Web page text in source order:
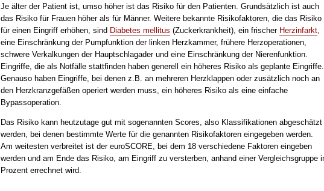
Je älter der Patient ist, umso höher ist das Risiko für den Patienten. Grundsätzlich ist auch
das Risiko für Frauen höher als für Männer. Weitere bekannte Risikofaktoren, die das Risiko
für einen Eingriff erhöhen, sind Diabetes mellitus (Zuckerkrankheit), ein frischer Herzinfarkt,
eine Einschränkung der Pumpfunktion der linken Herzkammer, frühere Herzoperationen,
schwere Verkalkungen der Hauptschlagader und eine Einschränkung der Nierenfunktion.
Eingriffe, die als Notfälle stattfinden haben generell ein höheres Risiko als geplante Eingriffe.
Genauso haben Eingriffe, bei denen z.B. an mehreren Herzklappen oder zusätzlich noch an
den Herzkranzgefäßen operiert werden muss, ein höheres Risiko als eine einfache
Bypassoperation.
Das Risiko kann heutzutage gut mit sogenannten Scores, also Klassifikationen abgeschätzt
werden, bei denen bestimmte Werte für die genannten Risikofaktoren eingegeben werden.
Am weitesten verbreitet ist der euroSCORE, bei dem 18 verschiedene Faktoren eingeben
werden und am Ende das Risiko, am Eingriff zu versterben, anhand einer Vergleichsgruppe
Prozent errechnet wird.